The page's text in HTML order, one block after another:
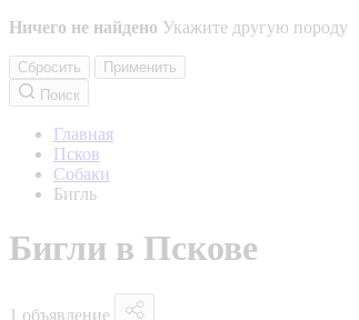
Ничего не найдено Укажите другую породу
Сбросить
Применить
Поиск
Главная
Псков
Собаки
Бигль
Бигли в Пскове
1 объявление